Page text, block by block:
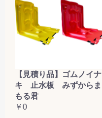
【見積り品】ゴムノイナ
キ 止水板 みずからま
もる君
￥0